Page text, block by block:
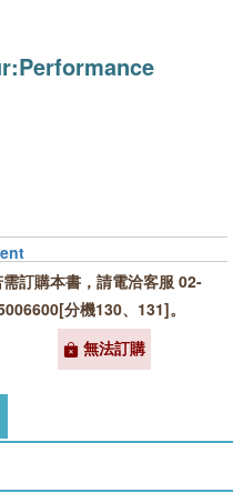
訂購本書，請電洽客服 02-
分機130、131]。
無法訂購